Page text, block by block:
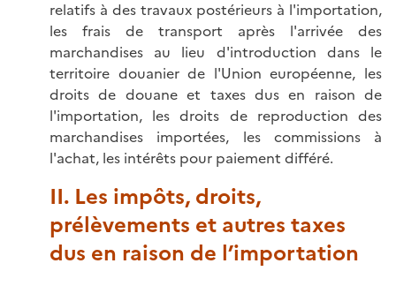
relatifs à des travaux postérieurs à l'importation,
les frais de transport après l'arrivée des
marchandises au lieu d'introduction dans le
territoire douanier de l'Union européenne, les
droits de douane et taxes dus en raison de
l'importation, les droits de reproduction des
marchandises importées, les commissions à
l'achat, les intérêts pour paiement différé.
II. Les impôts, droits,
prélèvements et autres taxes
dus en raison de l’importation